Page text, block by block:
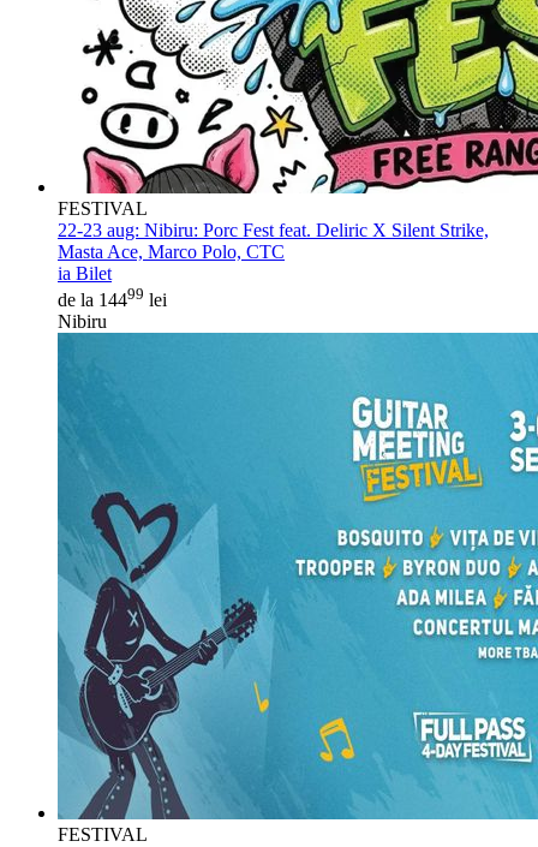
FESTIVAL
22-23 aug: Nibiru: Porc Fest feat. Deliric X Silent Strike,
Masta Ace, Marco Polo, CTC
ia Bilet
de la 14499 lei
Nibiru
FESTIVAL